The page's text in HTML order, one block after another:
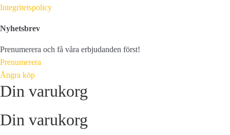
Integritetspolicy
Nyhetsbrev
Prenumerera och få våra erbjudanden först!
Prenumerera
Ångra köp
Din varukorg
Din varukorg